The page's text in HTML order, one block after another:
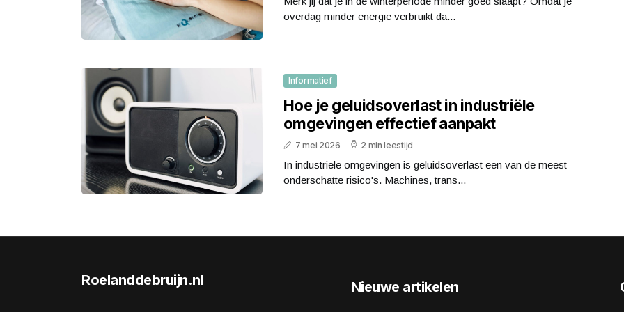
overdag minder energie verbruikt da...
Informatief
Hoe je geluidsoverlast in industriële
omgevingen effectief aanpakt
7 mei 2026 2 min leestijd
In industriële omgevingen is geluidsoverlast een van de meest
onderschatte risico's. Machines, trans...
Roelanddebruijn.nl Nieuwe artikelen